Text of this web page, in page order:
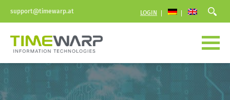
support@timewarp.at LOGIN